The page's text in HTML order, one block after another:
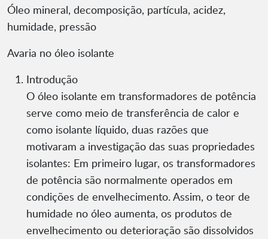
Óleo mineral, decomposição, partícula, acidez,
humidade, pressão
Avaria no óleo isolante
Introdução
O óleo isolante em transformadores de potência
serve como meio de transferência de calor e
como isolante líquido, duas razões que
motivaram a investigação das suas propriedades
isolantes: Em primeiro lugar, os transformadores
de potência são normalmente operados em
condições de envelhecimento. Assim, o teor de
humidade no óleo aumenta, os produtos de
envelhecimento ou deterioração são dissolvidos